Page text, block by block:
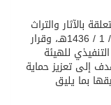
بالآثار والتراث
العمراني الصادرة بالمرسوم الملكي بتاريخ 9 / 1 / 1436هـ، وقرار
للهيئة
إلى تعزيز حماية
بما يليق